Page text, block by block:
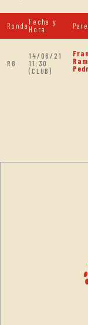
Ronda Fecha y
Hora
R8
14/06/21
11:30
(CLUB)